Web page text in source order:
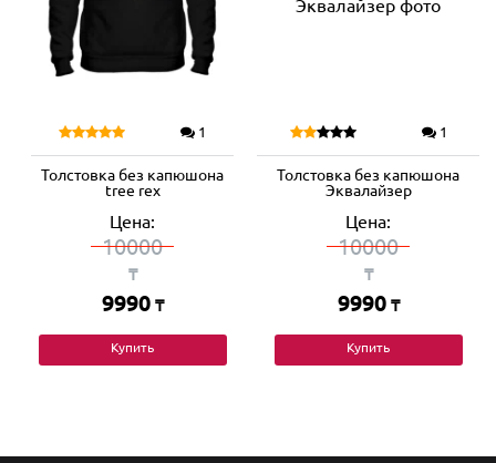
1
Толстовка без капюшона
tree rex
Цена:
10000
₸
9990 ₸
Купить
1
Толстовка без капюшона
Эквалайзер
Цена:
10000
₸
9990 ₸
Купить